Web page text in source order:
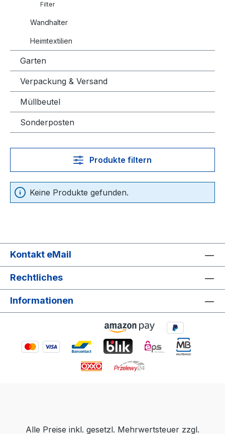
Filter
Wandhalter
Heimtextilien
Garten
Verpackung & Versand
Müllbeutel
Sonderposten
Produkte filtern
Keine Produkte gefunden.
Kontakt eMail
Rechtliches
Informationen
Alle Preise inkl. gesetzl. Mehrwertsteuer zzgl.